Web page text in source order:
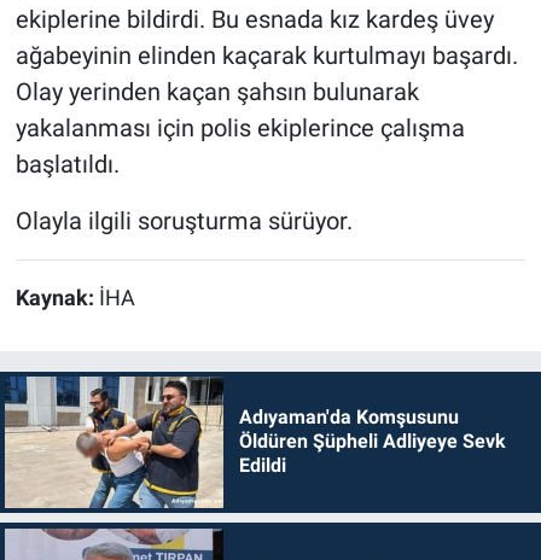
ekiplerine bildirdi. Bu esnada kız kardeş üvey
ağabeyinin elinden kaçarak kurtulmayı başardı.
Olay yerinden kaçan şahsın bulunarak
yakalanması için polis ekiplerince çalışma
başlatıldı.
Olayla ilgili soruşturma sürüyor.
Kaynak: İHA
Adıyaman'da Komşusunu
Öldüren Şüpheli Adliyeye Sevk
Edildi